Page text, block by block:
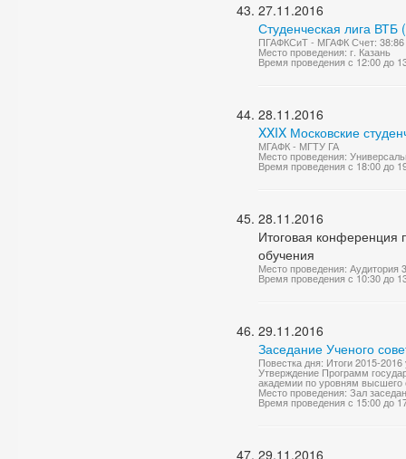
27.11.2016
Студенческая лига ВТБ
ПГАФКСиТ - МГАФК Счет: 38:86
Место проведения: г. Казань
Время проведения с 12:00 до
28.11.2016
XXIX Московские
МГАФК - МГТУ ГА
Место проведения:
Время проведения с 18:00 до
28.11.2016
Итоговая конференция
обучения
Место проведения: Аудитория
Время проведения с 10:30 до
29.11.2016
Заседание Ученого
Повестка дня: Итоги 2015-
Утверждение Программ
академии по уровням высшего
Место проведения: Зал
Время проведения с 15:00 до
29.11.2016